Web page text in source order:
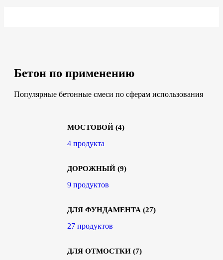
Бетон по применению
Популярные бетонные смеси по сферам использования
МОСТОВОЙ (4)
4 продукта
ДОРОЖНЫЙ (9)
9 продуктов
ДЛЯ ФУНДАМЕНТА (27)
27 продуктов
ДЛЯ ОТМОСТКИ (7)